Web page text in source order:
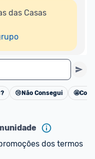
das Casas
Cancelar
😢 Não Consegui 🤩
dos termos